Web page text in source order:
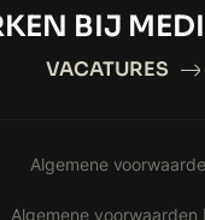
BIJ
VACATURES
Algemene
Algemene voorwaarden